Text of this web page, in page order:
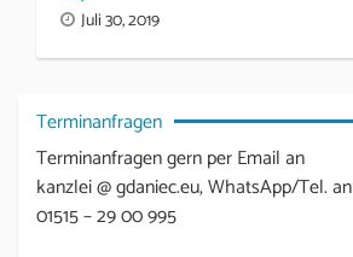
Juli 30, 2019
Terminanfragen
Terminanfragen gern per Email an
kanzlei @ gdaniec.eu, WhatsApp/Tel. an
01515 – 29 00 995